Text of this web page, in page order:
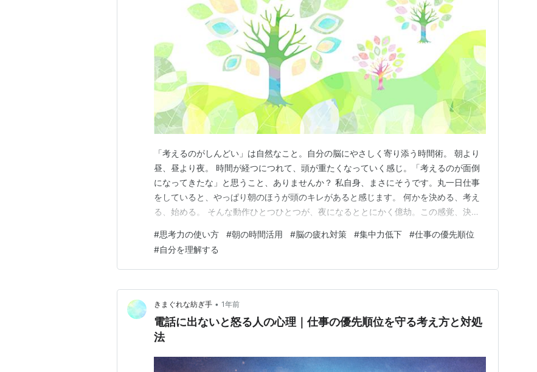
「考えるのがしんどい」は自然なこと。自分の脳にやさしく寄り添う時間術。 朝より
昼、昼より夜。 時間が経つにつれて、頭が重たくなっていく感じ。「考えるのが面倒
になってきたな」と思うこと、ありませんか？ 私自身、まさにそうです。丸一日仕事
をしていると、やっぱり朝のほうが頭のキレがあると感じます。 何かを決める、考え
る、始める。 そんな動作ひとつひとつが、夜になるととにかく億劫。この感覚、決し
り、目覚めてすぐの頭は、まだ“まっさら”な感じがします。だけど、時間が進むにつれ
て、いろんな情報が入ってきたり、人と話したり、作業に…
#思考力の使い方 #朝の時間活用 #脳の疲れ対策 #集中力低下 #仕事の優先順位
#自分を理解する
きまぐれな紡ぎ手 • 1年前
電話に出ないと怒る人の心理｜仕事の優先順位を守る考え方と対処
法